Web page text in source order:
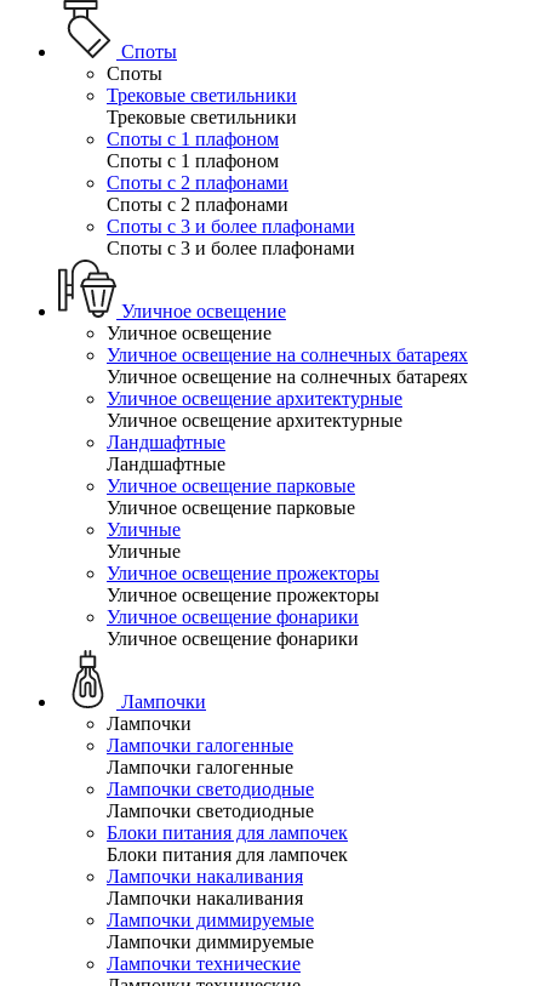
Споты
Споты
Трековые светильники
Трековые светильники
Споты с 1 плафоном
Споты с 1 плафоном
Споты с 2 плафонами
Споты с 2 плафонами
Споты с 3 и более плафонами
Споты с 3 и более плафонами
Уличное освещение
Уличное освещение
Уличное освещение на солнечных батареях
Уличное освещение на солнечных батареях
Уличное освещение архитектурные
Уличное освещение архитектурные
Ландшафтные
Ландшафтные
Уличное освещение парковые
Уличное освещение парковые
Уличные
Уличные
Уличное освещение прожекторы
Уличное освещение прожекторы
Уличное освещение фонарики
Уличное освещение фонарики
Лампочки
Лампочки
Лампочки галогенные
Лампочки галогенные
Лампочки светодиодные
Лампочки светодиодные
Блоки питания для лампочек
Блоки питания для лампочек
Лампочки накаливания
Лампочки накаливания
Лампочки диммируемые
Лампочки диммируемые
Лампочки технические